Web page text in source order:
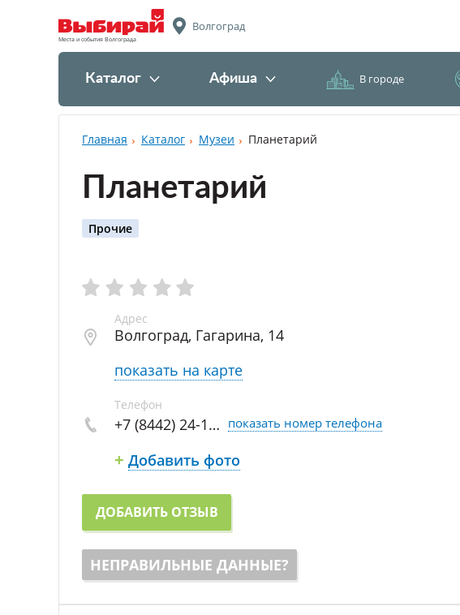
Места и события Волгограда
Волгоград
Каталог Афиша В городе
Главная Каталог Музеи Планетарий
Планетарий
Прочие
Адрес
Волгоград, Гагарина, 14
показать на карте
Телефон
+7 (8442) 24-1… показать номер телефона
+ Добавить фото
ДОБАВИТЬ ОТЗЫВ
НЕПРАВИЛЬНЫЕ ДАННЫЕ?